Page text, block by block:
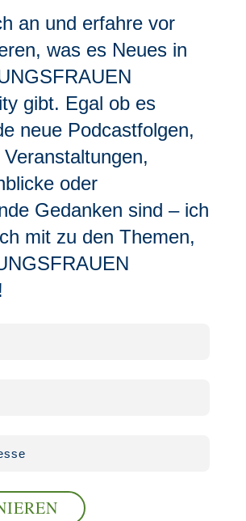
an und erfahre vor
was es Neues in
gibt. Egal ob es
neue Podcastfolgen,
oder
Gedanken sind – ich
mit zu den Themen,